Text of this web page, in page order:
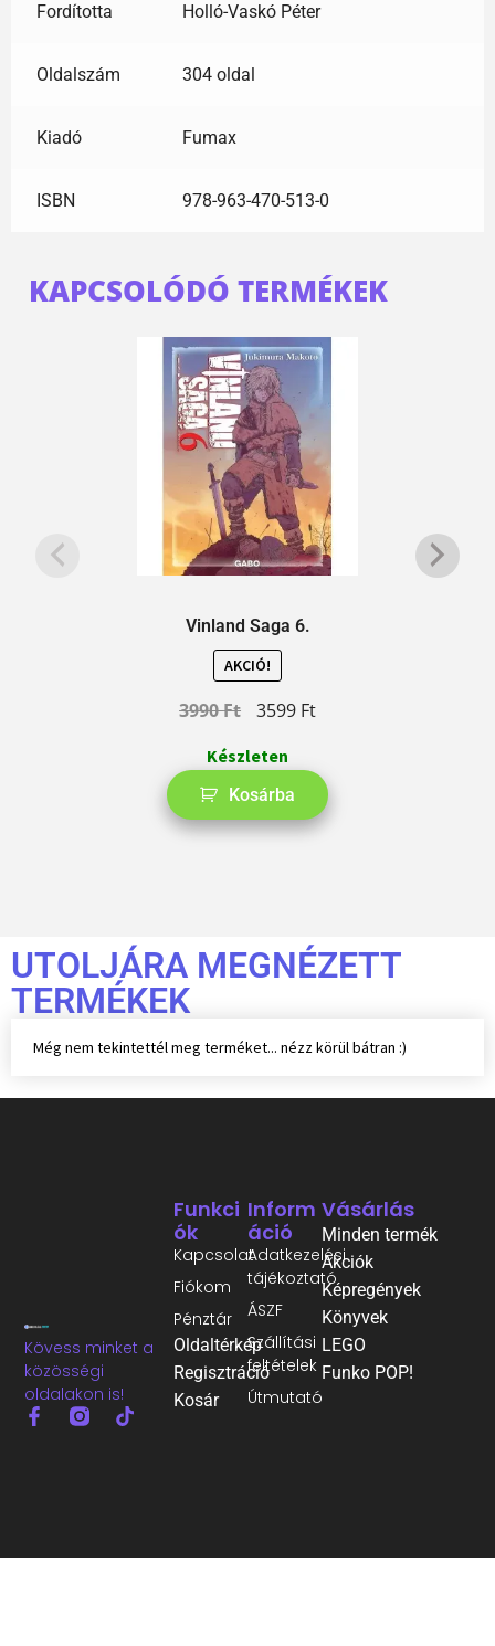
Fordította Holló-Vaskó Péter
Oldalszám 304 oldal
Kiadó Fumax
ISBN 978-963-470-513-0
KAPCSOLÓDÓ TERMÉKEK
Vinland Saga 6.
AKCIÓ!
3990Ft 3599 Ft
Készleten
Kosárba
UTOLJÁRA MEGNÉZETT
TERMÉKEK
Még nem tekintettél meg terméket... nézz körül bátran :)
Kövess minket a
közösségi
oldalakon is!
Inform
Áció
Adatkezelési
tájékoztató
ÁSZF
Szállítási
feltételek
Útmutató
Funkci
Ók
Kapcsolat
Fiókom
Pénztár
Oldaltérkép
Regisztráció
Kosár
Vásárlás
Minden termék
Akciók
Képregények
Könyvek
LEGO
Funko POP!